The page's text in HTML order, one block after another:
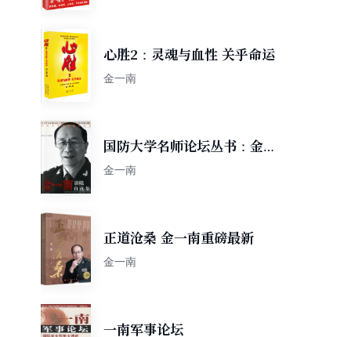
心胜2：灵魂与血性 关乎命运
金一南
国防大学名师论坛丛书：金一
南讲稿自选集
金一南
正道沧桑 金一南重磅最新
金一南
一南军事论坛